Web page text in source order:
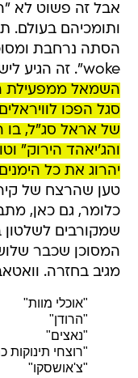
אבל זה פשוט לא
ותומכיהם בעולם.
הסתה נרחבת
woke". זה הגיע לישראל ממש מהר.
השמאל ממפעילת
סגל הפכו
של אראל סג"ל, בו
והג'יאהד הירוק"
יהרוג את כל
טען שהרצח של
כלומר, גם כאן,
שמקורבים
המסוכן שכבר
מגיב בחזרה.
"אוכלי מוות"
"הרודן"
"נאצים"
"רוצחי תינוקות
"צ'אושסקו"